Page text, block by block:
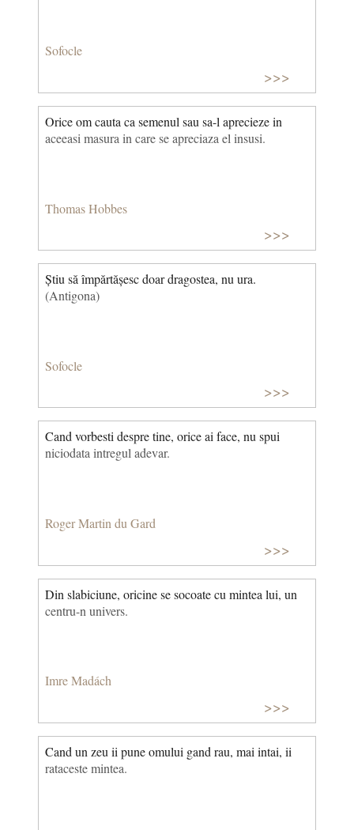
Sofocle
>>>
Orice om cauta ca semenul sau sa-l aprecieze in
aceeasi masura in care se apreciaza el insusi.
Thomas Hobbes
>>>
Știu să împărtășesc doar dragostea, nu ura.
(Antigona)
Sofocle
>>>
Cand vorbesti despre tine, orice ai face, nu spui
niciodata intregul adevar.
Roger Martin du Gard
>>>
Din slabiciune, oricine se socoate cu mintea lui, un
centru-n univers.
Imre Madách
>>>
Cand un zeu ii pune omului gand rau, mai intai, ii
rataceste mintea.